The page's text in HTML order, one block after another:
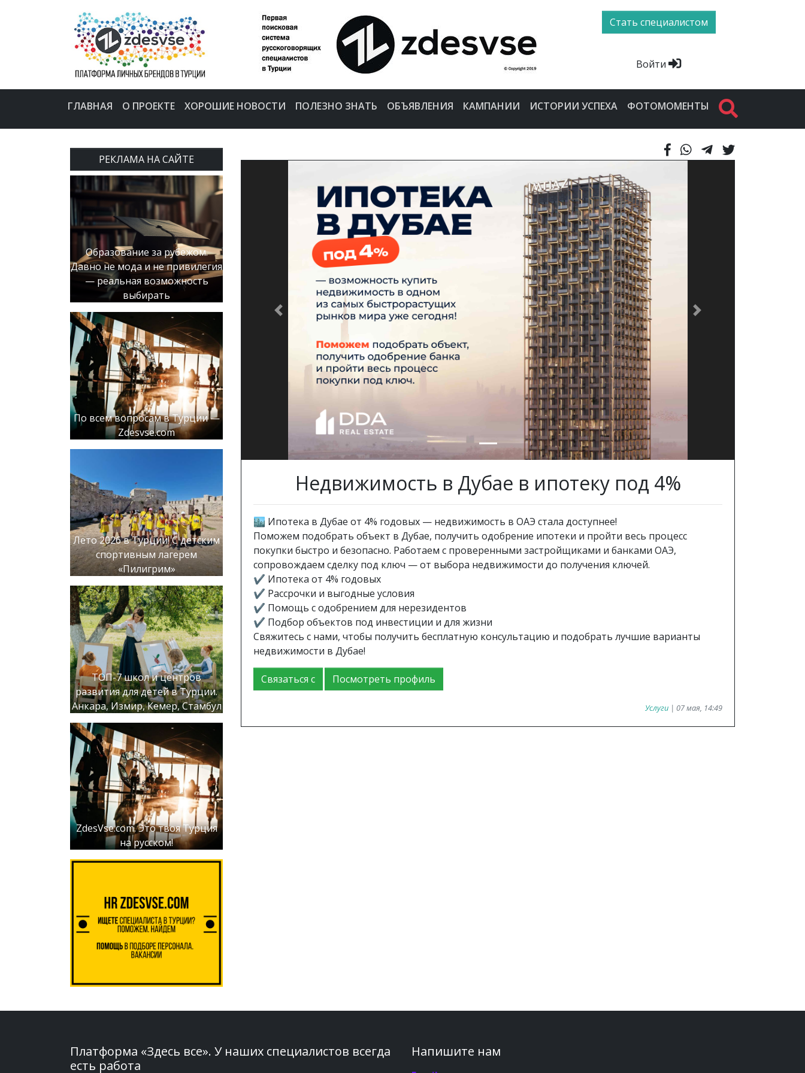
Стать специалистом
Войти
ГЛАВНАЯ О ПРОЕКТЕ ХОРОШИЕ НОВОСТИ ПОЛЕЗНО ЗНАТЬ ОБЪЯВЛЕНИЯ КАМПАНИИ ИСТОРИИ УСПЕХА ФОТОМОМЕНТЫ
РЕКЛАМА НА САЙТЕ
Образование за рубежом.
Давно не мода и не привилегия
— реальная возможность
выбирать
По всем вопросам в Турции —
Zdesvse.com
Лето 2026 в Турции! С детским
спортивным лагерем
«Пилигрим»
ТОП-7 школ и центров
развития для детей в Турции.
Анкара, Измир, Кемер, Стамбул
ZdesVse.com. Это твоя Турция
на русском!
Previous Next
Недвижимость в Дубае в ипотеку под 4%
🏙️ Ипотека в Дубае от 4% годовых — недвижимость в ОАЭ стала доступнее!
Поможем подобрать объект в Дубае, получить одобрение ипотеки и пройти весь процесс
покупки быстро и безопасно. Работаем с проверенными застройщиками и банками ОАЭ,
сопровождаем сделку под ключ — от выбора недвижимости до получения ключей.
✔️ Ипотека от 4% годовых
✔️ Рассрочки и выгодные условия
✔️ Помощь с одобрением для нерезидентов
✔️ Подбор объектов под инвестиции и для жизни
Свяжитесь с нами, чтобы получить бесплатную консультацию и подобрать лучшие варианты
недвижимости в Дубае!
Связаться с Посмотреть профиль
Услуги | 07 мая, 14:49
Платформа «Здесь все». У наших специалистов всегда
есть работа
Напишите нам